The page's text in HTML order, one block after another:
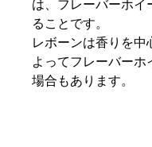
は、フレーバーホイ
ることです。
レボーンは香りを
よってフレーバーホ
場合もあります。